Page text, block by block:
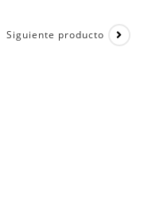
Siguiente producto